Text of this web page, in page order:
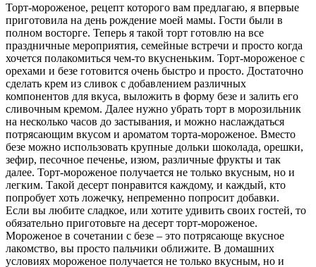
Торт-мороженое, рецепт которого вам предлагаю, я впервые
приготовила на день рождение моей мамы. Гости были в
полном восторге. Теперь я такой торт готовлю на все
праздничные мероприятия, семейные встречи и просто когда
хочется полакомиться чем-то вкусненьким. Торт-мороженое с
орехами и безе готовится очень быстро и просто. Достаточно
сделать крем из сливок с добавлением различных
компонентов для вкуса, выложить в форму безе и залить его
сливочным кремом. Далее нужно убрать торт в морозильник
на несколько часов до застывания, и можно наслаждаться
потрясающим вкусом и ароматом торта-мороженое. Вместо
безе можно использовать крупные дольки шоколада, орешки,
зефир, песочное печенье, изюм, различные фрукты и так
далее. Торт-мороженое получается не только вкусным, но и
легким. Такой десерт понравится каждому, и каждый, кто
попробует хоть ложечку, непременно попросит добавки.
Если вы любите сладкое, или хотите удивить своих гостей, то
обязательно приготовьте на десерт торт-мороженое.
Мороженое в сочетании с безе – это потрясающе вкусное
лакомство, вы просто пальчики оближите. В домашних
условиях мороженое получается не только вкусным, но и